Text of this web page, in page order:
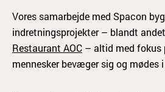
Vores samarbejde med Spacon
indretningsprojekter – blandt andet
Restaurant AOC – altid med fokus
mennesker bevæger sig og mødes